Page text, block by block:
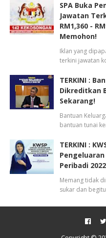
SPA Buka
Jawatan
RM1,360 -
Memohon!
Iklan yang
terkini jawatan
TERKINI :
Dikreditkan
Sekarang!
Bantuan
bantuan tunai
TERKINI :
Peribadi 2022
Memang tidak
sukar dan